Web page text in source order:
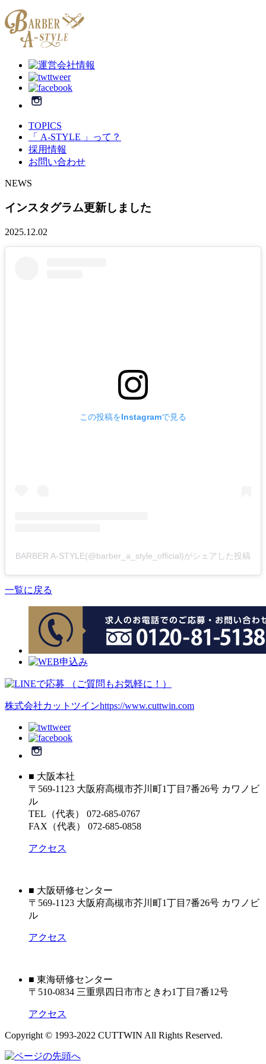
TOPICS
「 A-STYLE 」って？
採用情報
お問い合わせ
NEWS
インスタグラム更新しました
2025.12.02
この投稿をInstagramで見る
BARBER A-STYLE(@barber_a_style_official)がシェアした投稿
一覧に戻る
株式会社カットツインhttps://www.cuttwin.com
■ 大阪本社
〒569-1123 大阪府高槻市芥川町1丁目7番26号 カワノビ
ル
TEL（代表） 072-685-0767
FAX（代表） 072-685-0858
アクセス
■ 大阪研修センター
〒569-1123 大阪府高槻市芥川町1丁目7番26号 カワノビ
ル
アクセス
■ 東海研修センター
〒510-0834 三重県四日市市ときわ1丁目7番12号
アクセス
Copyright © 1993-2022 CUTTWIN All Rights Reserved.